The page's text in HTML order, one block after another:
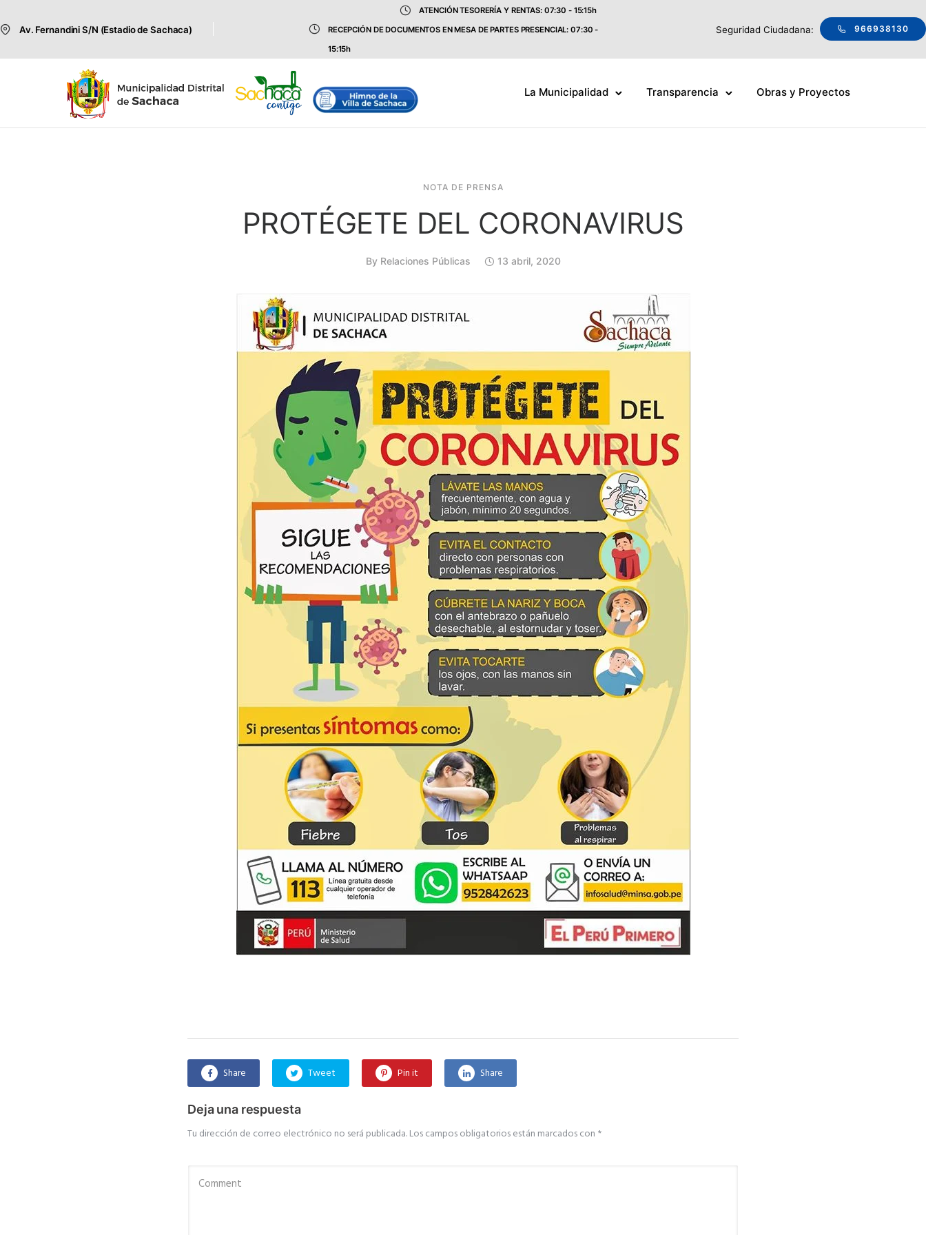
Av. Fernandini S/N (Estadio de Sachaca)
ATENCIÓN TESORERÍA Y RENTAS: 07:30 - 15:15h
RECEPCIÓN DE DOCUMENTOS EN MESA DE PARTES PRESENCIAL: 07:30 -
15:15h
Seguridad Ciudadana: 966938130
La Municipalidad Transparencia Obras y Proyectos
NOTA DE PRENSA
PROTÉGETE DEL CORONAVIRUS
By Relaciones Públicas 13 abril, 2020
Share Tweet Pin it Share
Deja una respuesta
Tu dirección de correo electrónico no será publicada.Los campos obligatorios están marcados con *